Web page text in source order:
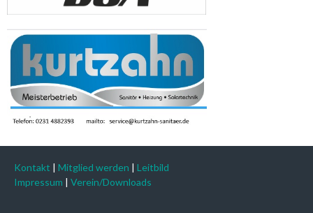
Kontakt | Mitglied werden | Leitbild
Impressum | Verein/Downloads